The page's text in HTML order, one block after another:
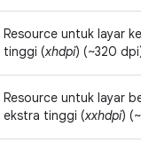
Resource untuk layar
tinggi (xhdpi) (~320
Resource untuk layar
ekstra tinggi (xxhdpi)